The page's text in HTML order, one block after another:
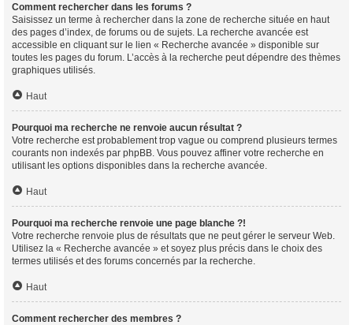
Comment rechercher dans les forums ?
Saisissez un terme à rechercher dans la zone de recherche située en haut
des pages d’index, de forums ou de sujets. La recherche avancée est
accessible en cliquant sur le lien « Recherche avancée » disponible sur
toutes les pages du forum. L’accès à la recherche peut dépendre des thèmes
graphiques utilisés.
Haut
Pourquoi ma recherche ne renvoie aucun résultat ?
Votre recherche est probablement trop vague ou comprend plusieurs termes
courants non indexés par phpBB. Vous pouvez affiner votre recherche en
utilisant les options disponibles dans la recherche avancée.
Haut
Pourquoi ma recherche renvoie une page blanche ?!
Votre recherche renvoie plus de résultats que ne peut gérer le serveur Web.
Utilisez la « Recherche avancée » et soyez plus précis dans le choix des
termes utilisés et des forums concernés par la recherche.
Haut
Comment rechercher des membres ?